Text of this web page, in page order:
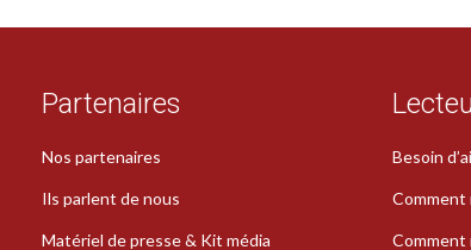
Partenaires
Nos partenaires
Ils parlent de nous
Matériel de presse & Kit média
Besoin
Comment
Comment